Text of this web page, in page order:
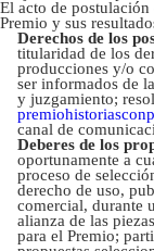
El acto de postulación
Premio y sus
Derechos de los
titularidad de los
producciones y/o
ser informados de
y juzgamiento;
canal de
Deberes de los
oportunamente a
proceso de
derecho de uso,
comercial, durante
alianza de las
para el Premio;